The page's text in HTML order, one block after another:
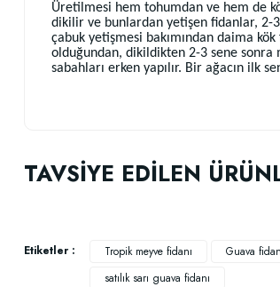
Üretilmesi hem tohumdan ve hem de
dikilir ve bunlardan yetişen fidanlar, 2-3
çabuk yetişmesi bakımından daima
olduğundan, dikildikten 2-3 sene sonra
sabahları erken yapılır. Bir ağacın ilk
Ürün bilgilerinde hatalar bulunuyor.
Ürün fiyatı diğer sitelerden daha pahalı.
TAVSİYE EDİLEN
Etiketler : Tropik meyve fidanı Guava
satılık sarı guava fidanı